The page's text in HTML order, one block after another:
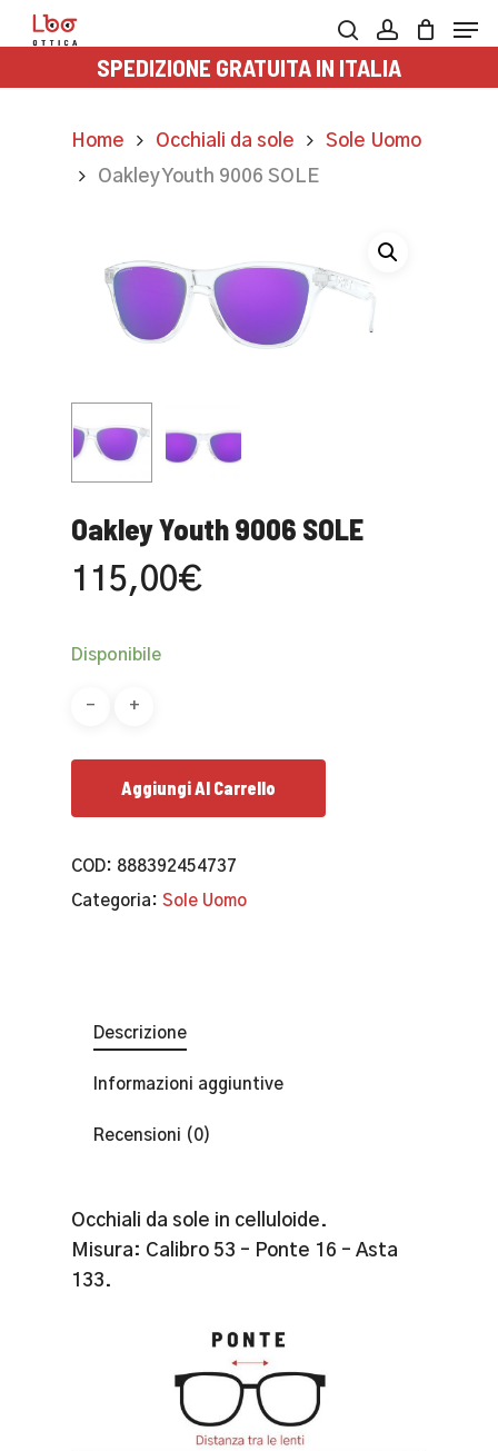
Skip
to
searchaccount
SPEDIZIONE GRATUITA IN ITALIA
Home Occhiali da sole
Sole Uomo
Oakley Youth 9006 SOLE
Oakley Youth 9006 SOLE
115,00€
Disponibile
Aggiungi Al Carrello
COD: 888392454737
Categoria: Sole Uomo
Descrizione
Informazioni aggiuntive
Recensioni (0)
Occhiali da sole in celluloide.
Misura: Calibro 53 – Ponte 16 – Asta
133.